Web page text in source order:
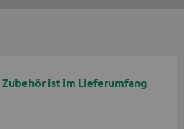
ist im Lieferumfang